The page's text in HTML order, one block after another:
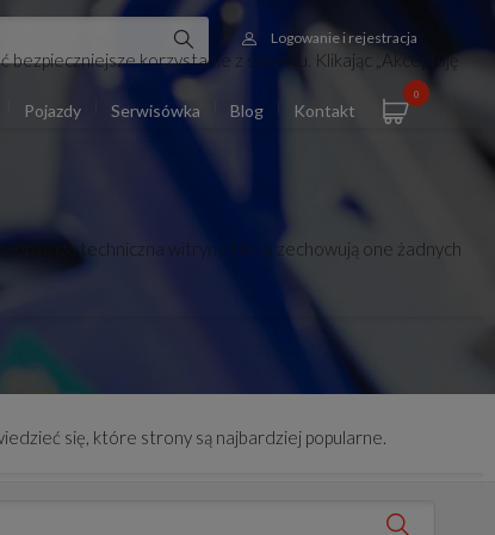
Logowanie i rejestracja
0
Pojazdy Serwisówka Blog Kontakt
korzystanie z serwisu. Klikając „Akceptuję
techniczna witryny. Nie przechowują one żadnych
się, które strony są najbardziej popularne.